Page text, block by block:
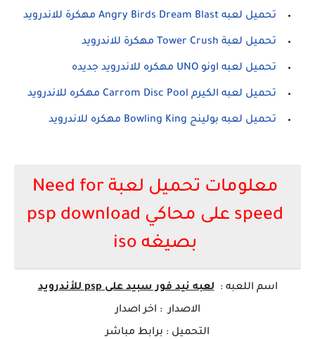
تحميل لعبه Angry Birds Dream Blast مهكرة للاندرويد
تحميل لعبة Tower Crush مهكرة للاندرويد
تحميل لعبه اونو UNO مهكره للاندرويد جديده
تحميل لعبه الكيرم Carrom Disc Pool مهكره للاندرويد
تحميل لعبه بولينج Bowling King مهكره للاندرويد
معلومات تحميل لعبة Need for
speed على محاكي psp download
بصيغه iso
اسم اللعبه : لعبه نيد فور سبيد على psp للأندرويد
الاصدار : اخر اصدار
التحميل : برابط مباشر